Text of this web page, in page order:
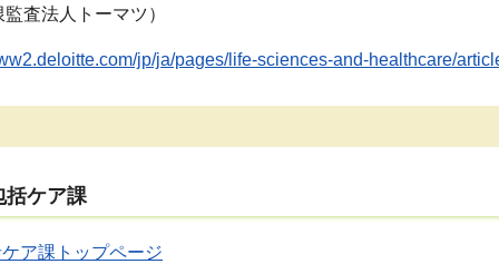
査法人トーマツ）
jp/ja/pages/life-sciences-and-healthcare/
括ケア課
ア課トップページ